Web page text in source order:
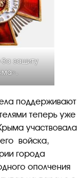
защиту
поддерживают
теперь уже
участвовала
войска,
города
ополчения